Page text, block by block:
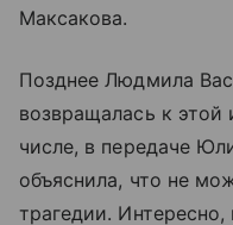
Максакова.
Позднее Людмила
возвращалась к
числе, в передаче
объяснила, что не
трагедии.